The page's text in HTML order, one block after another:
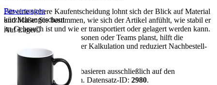
Für eine sichere Kaufentscheidung lohnt sich der Blick auf Material
und Maße: Sie bestimmen, wie sich der Artikel anfühlt, wie stabil er
im Gebrauch ist und wie er transportiert oder gelagert werden kann.
Wenn du für mehrere Personen oder Teams planst, hilft die
Verpackungseinheit bei der Kalkulation und reduziert Nachbestell-
Risiken.
Alle Aussagen basieren ausschließlich auf den
vorhandenen Artikeldaten. Datensatz-ID: 2980.
Bewertungen
kürzlich angeschaut
Auf Lager